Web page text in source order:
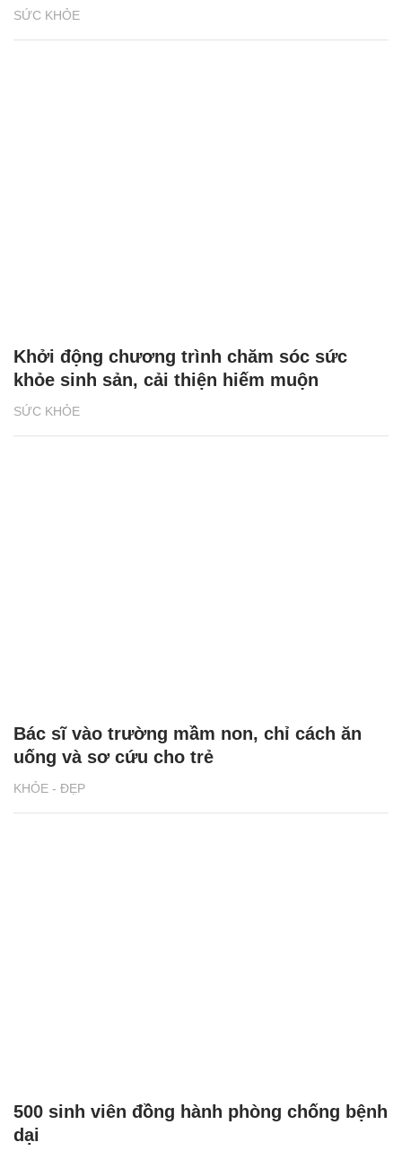
SỨC KHỎE
SỨC KHỎE
Khởi động chương trình chăm sóc sức
khỏe sinh sản, cải thiện hiếm muộn
KHỎE - ĐẸP
Bác sĩ vào trường mầm non, chỉ cách ăn
uống và sơ cứu cho trẻ
500 sinh viên đồng hành phòng chống bệnh
dại